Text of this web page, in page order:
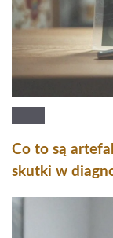
Co to są
skutki w